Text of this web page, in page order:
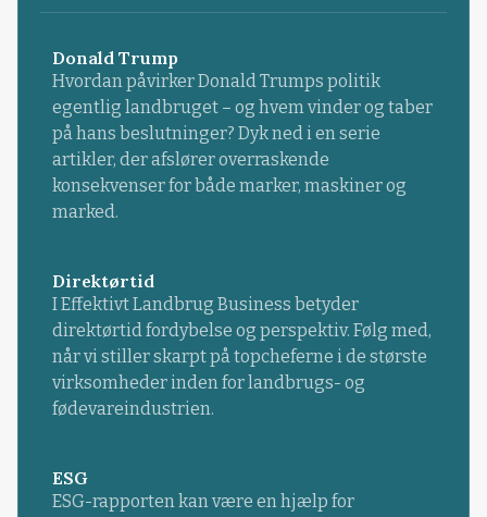
Donald Trump
Hvordan påvirker Donald Trumps politik
egentlig landbruget – og hvem vinder og taber
på hans beslutninger? Dyk ned i en serie
artikler, der afslører overraskende
konsekvenser for både marker, maskiner og
marked.
Direktørtid
I Effektivt Landbrug Business betyder
direktørtid fordybelse og perspektiv. Følg med,
når vi stiller skarpt på topcheferne i de største
virksomheder inden for landbrugs- og
fødevareindustrien.
ESG
ESG-rapporten kan være en hjælp for